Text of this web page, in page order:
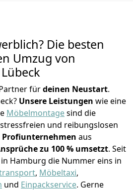
Die besten
Umzug von
fürdeinen Neustart.
Unsere Leistungen wie eine
Möbelmontagesind die
und reibungslosen
Profiunternehmen aus
zu 100 % umsetzt. Seit
Hamburg die Nummer eins in
, Möbeltaxi,
und Einpackservice. Gerne